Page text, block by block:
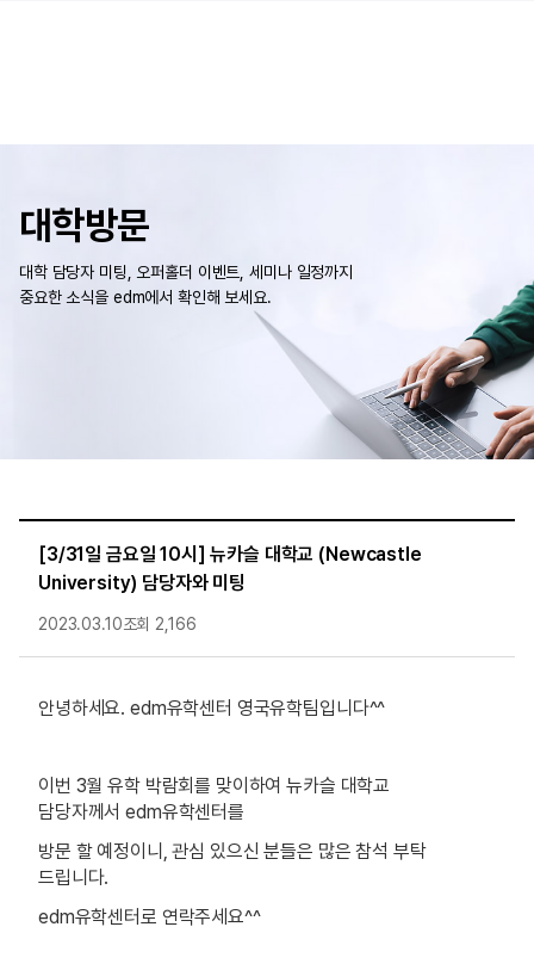
대학방문
대학 담당자 미팅, 오퍼홀더 이벤트, 세미나 일정까지
중요한 소식을 edm에서 확인해 보세요.
[3/31일 금요일 10시] 뉴카슬 대학교 (Newcastle
University) 담당자와 미팅
2023.03.10조회 2,166
안녕하세요. edm유학센터 영국유학팀입니다^^
이번 3월 유학 박람회를 맞이하여 뉴카슬 대학교
담당자께서 edm유학센터를
방문 할 예정이니, 관심 있으신 분들은 많은 참석 부탁
드립니다.
edm유학센터로 연락주세요^^